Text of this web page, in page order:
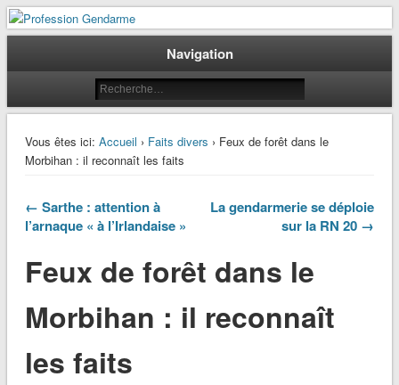
Profession Gendarme
Le journal des gendarmes
Navigation
Vous êtes ici: Accueil › Faits divers › Feux de forêt dans le
Morbihan : il reconnaît les faits
← Sarthe : attention à
l’arnaque « à l’Irlandaise »
La gendarmerie se déploie
sur la RN 20 →
Feux de forêt dans le
Morbihan : il reconnaît
les faits